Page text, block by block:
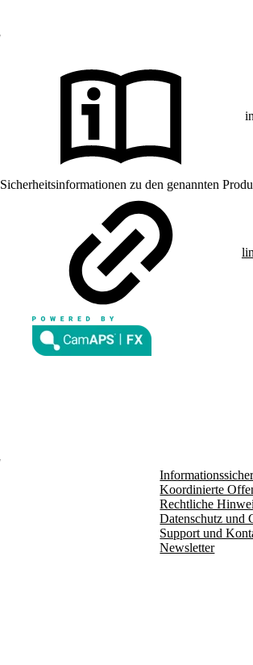
Sicherheitsinformationen zu den genannten
Koordinierte
Rechtliche
Datenschutz und
Support und
Newsletter